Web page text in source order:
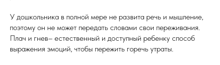
У дошкольника в полной мере не развита речь и мышление,
поэтому он не может передать словами свои переживания.
Плач и гнев– естественный и доступный ребенку способ
выражения эмоций, чтобы пережить горечь утраты.